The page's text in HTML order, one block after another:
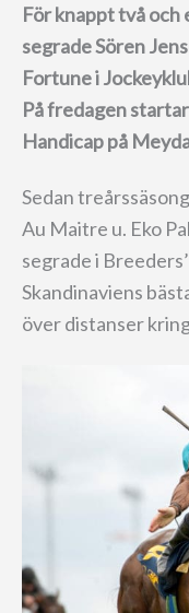
För knappt två och
segrade Sören
Fortune i
På fredagen
Handicap på
Sedan
Au Maitre u. Eko
segrade i
Skandinaviens
över distanser